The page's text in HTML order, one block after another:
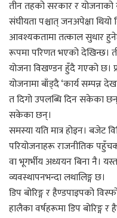
तीन तहको सरकार र
संघीयता पश्चात् जनअपेक्षा
आवश्यकतामा तत्काल सुधार
रूपमा परिणत भएको देखिन्छ।
योजना विखण्डन हुँदै गएको
योजनामा बाँड्दै ‘कार्य सम्पन्न
त दिगो उपलब्धि दिन सकेका
सकेका छन्।
समस्या यति मात्र होइन। बजेट
परियोजनाहरू राजनीतिक
वा भूगर्भीय अध्ययन बिना नै।
व्यवस्थापनभन्दा लथालिङ्ग छ।
डिप बोरिङ्ग र हैण्डपाइपको
हालैका वर्षहरूमा डिप बोरिङ्ग